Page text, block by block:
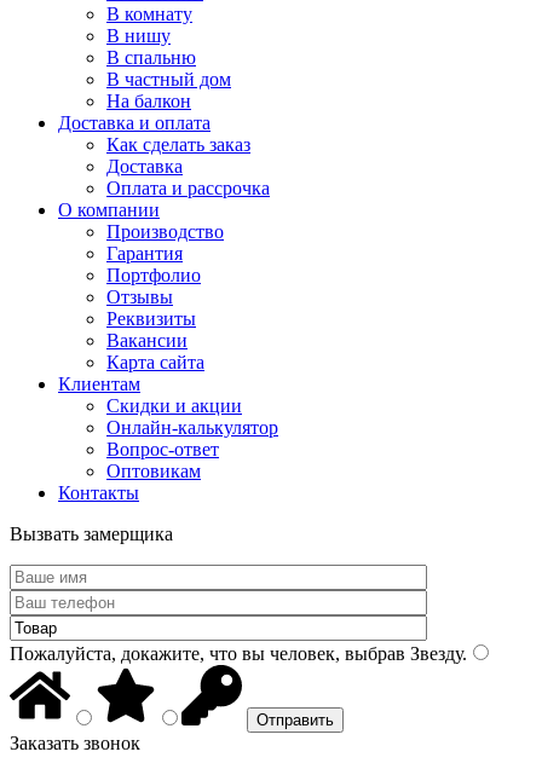
В комнату
В нишу
В спальню
В частный дом
На балкон
Доставка и оплата
Как сделать заказ
Доставка
Оплата и рассрочка
О компании
Производство
Гарантия
Портфолио
Отзывы
Реквизиты
Вакансии
Карта сайта
Клиентам
Скидки и акции
Онлайн-калькулятор
Вопрос-ответ
Оптовикам
Контакты
Вызвать замерщика
Пожалуйста, докажите, что вы человек, выбрав Звезду.
Заказать звонок